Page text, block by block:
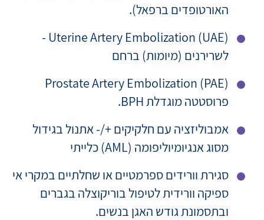
האורטופדים ברפאל).
Uterine Artery Embolization (UAE) -
לשרירנים (מיומות) ברחם
Prostate Artery Embolization (PAE)
פרוסטטה מוגדלת BPH.
אמבוליזציה עם חלקיקים +/- אתנול בגידול
מסוג אנגיומיוליפומה (AML) כלייתי
סגירת וורידים ספרמטיים או שחלתיים במקרי אי
ספיקה וורידית לטיפול בוריקוצלה בגברים
ובתסמונת גודש האגן בנשים.